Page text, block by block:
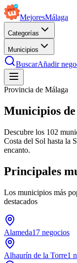
MejoresMálaga
Categorías
Municipios
BuscarAñadir
Provincia de Málaga
Municipios
Descubre los 102
Costa del Sol hasta la
encanto.
Principales
Los municipios más
destacados
Alameda17 negocios
Alhaurín de la Torre1